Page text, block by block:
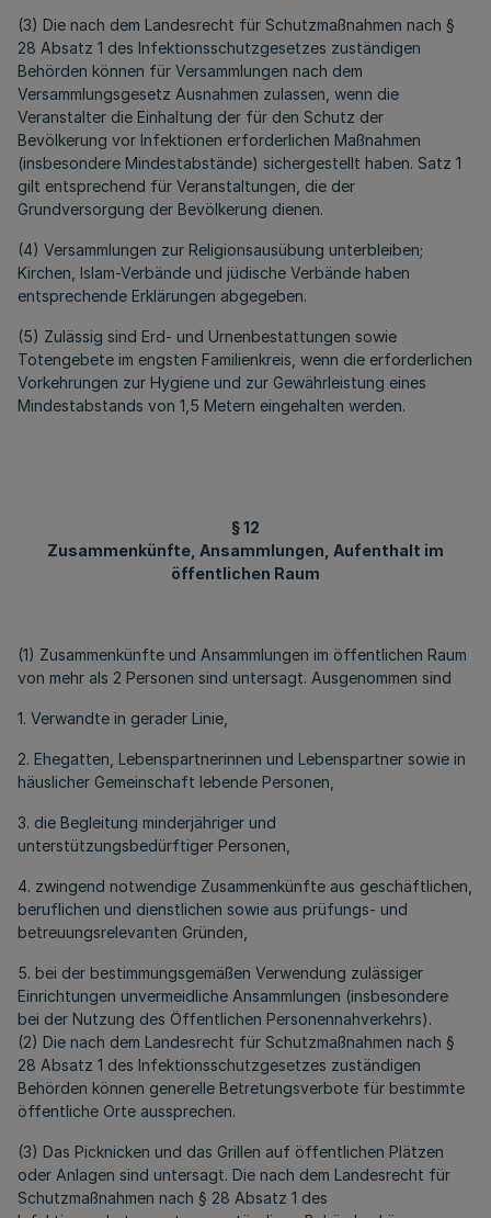
(3) Die nach dem Landesrecht für Schutzmaßnahmen nach §
28 Absatz 1 des Infektionsschutzgesetzes zuständigen
Behörden können für Versammlungen nach dem
Versammlungsgesetz Ausnahmen zulassen, wenn die
Veranstalter die Einhaltung der für den Schutz der
Bevölkerung vor Infektionen erforderlichen Maßnahmen
(insbesondere Mindestabstände) sichergestellt haben. Satz 1
gilt entsprechend für Veranstaltungen, die der
Grundversorgung der Bevölkerung dienen.
(4) Versammlungen zur Religionsausübung unterbleiben;
Kirchen, Islam-Verbände und jüdische Verbände haben
entsprechende Erklärungen abgegeben.
(5) Zulässig sind Erd- und Urnenbestattungen sowie
Totengebete im engsten Familienkreis, wenn die erforderlichen
Vorkehrungen zur Hygiene und zur Gewährleistung eines
Mindestabstands von 1,5 Metern eingehalten werden.
§ 12
Zusammenkünfte, Ansammlungen, Aufenthalt im
öffentlichen Raum
(1) Zusammenkünfte und Ansammlungen im öffentlichen Raum
von mehr als 2 Personen sind untersagt. Ausgenommen sind
1. Verwandte in gerader Linie,
2. Ehegatten, Lebenspartnerinnen und Lebenspartner sowie in
häuslicher Gemeinschaft lebende Personen,
3. die Begleitung minderjähriger und
unterstützungsbedürftiger Personen,
4. zwingend notwendige Zusammenkünfte aus geschäftlichen,
beruflichen und dienstlichen sowie aus prüfungs- und
betreuungsrelevanten Gründen,
5. bei der bestimmungsgemäßen Verwendung zulässiger
Einrichtungen unvermeidliche Ansammlungen (insbesondere
bei der Nutzung des Öffentlichen Personennahverkehrs).
(2) Die nach dem Landesrecht für Schutzmaßnahmen nach §
28 Absatz 1 des Infektionsschutzgesetzes zuständigen
Behörden können generelle Betretungsverbote für bestimmte
öffentliche Orte aussprechen.
(3) Das Picknicken und das Grillen auf öffentlichen Plätzen
oder Anlagen sind untersagt. Die nach dem Landesrecht für
Schutzmaßnahmen nach § 28 Absatz 1 des